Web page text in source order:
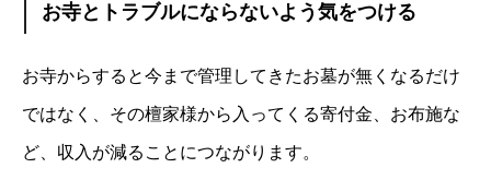
お寺とトラブルにならないよう気をつける
お寺からすると今まで管理してきたお墓が無くなるだけ
ではなく、その檀家様から入ってくる寄付金、お布施な
ど、収入が減ることにつながります。